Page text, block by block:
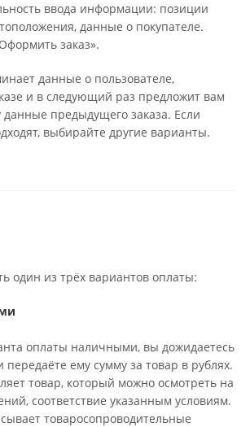
ввода информации: позиции
данные о покупателе.
заказ».
данные о пользователе,
и в следующий раз предложит вам
данные предыдущего заказа. Если
выбирайте другие варианты.
один из трёх вариантов оплаты:
оплаты наличными, вы дожидаетесь
передаёте ему сумму за товар в рублях.
товар, который можно осмотреть на
соответствие указанным условиям.
товаросопроводительные